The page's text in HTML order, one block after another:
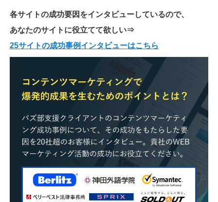
各サイトの成功要因をインタビューしているので、
あなたのサイトに役立てて欲しい⇒
25サイトの成功事例インタビューはこちら